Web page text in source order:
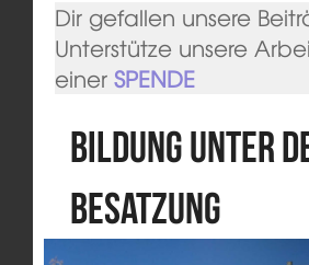
Dir gefallen unsere
Unterstütze unsere
einer SPENDE
Bildung unter
Besatzung